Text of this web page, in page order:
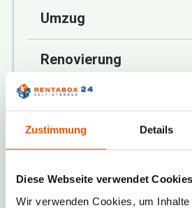
Zustimmung Details
Diese Webseite verwendet Cookies
Wir verwenden Cookies, um
Umzug
Renovierung
Wohnung ist zu klein
Auslandssemester
Sie haben keinen Keller